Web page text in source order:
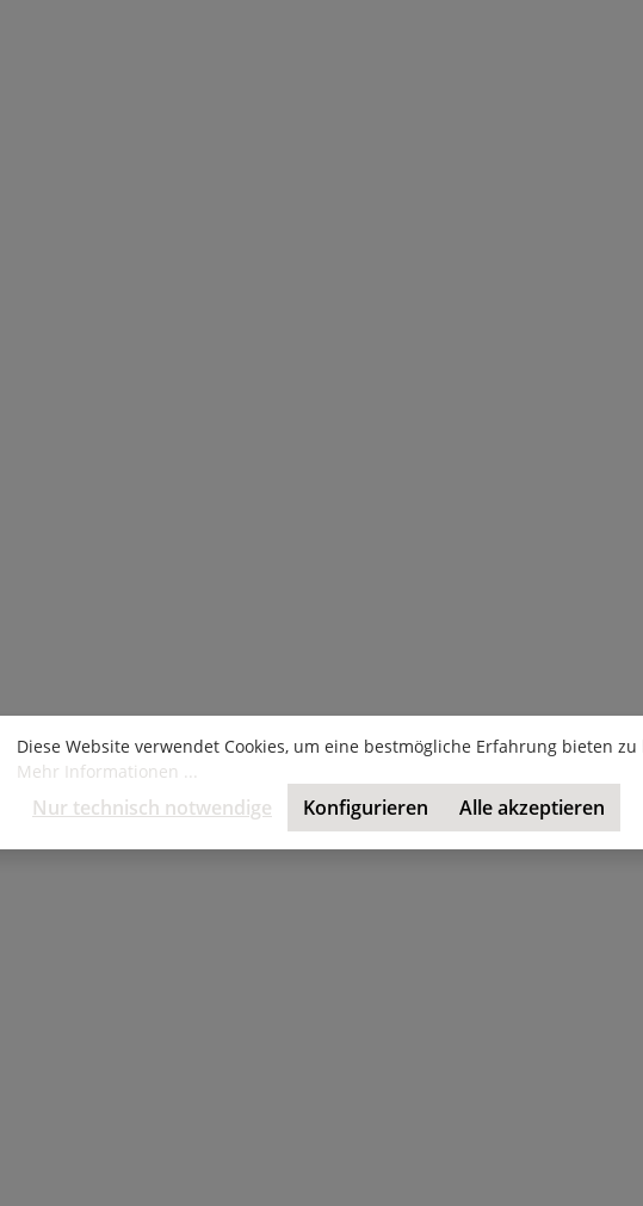
Diese Website verwendet Cookies, um eine bestmögliche Erfahrung bieten zu
Mehr Informationen ...
Nur technisch notwendige Konfigurieren Alle akzeptieren